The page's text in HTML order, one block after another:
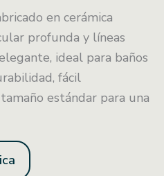
en cerámica
profunda y líneas
ideal para baños
fácil
estándar para una